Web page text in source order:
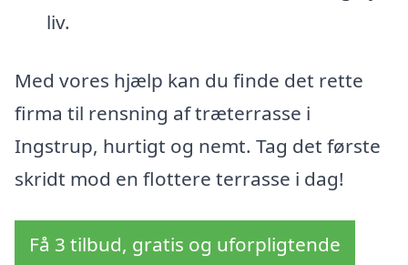
liv.
Med vores hjælp kan du finde det rette
firma til rensning af træterrasse i
Ingstrup, hurtigt og nemt. Tag det første
skridt mod en flottere terrasse i dag!
Få 3 tilbud, gratis og uforpligtende